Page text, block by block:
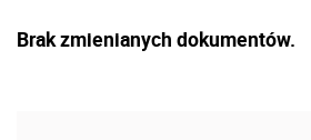
Brak zmienianych dokumentów.